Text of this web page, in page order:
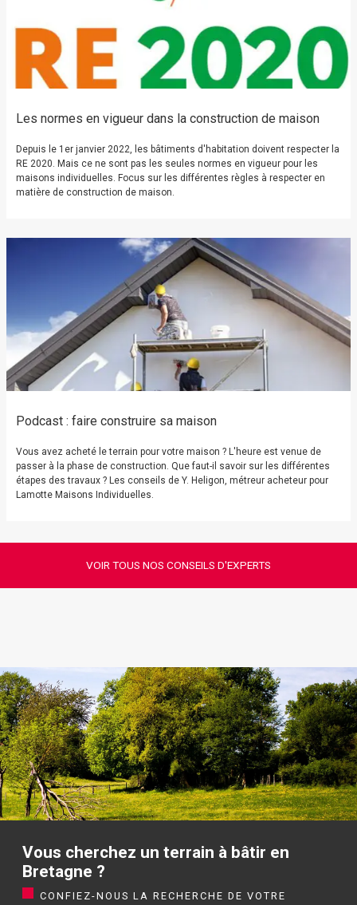
Les normes en vigueur dans la construction de maison
Depuis le 1er janvier 2022, les bâtiments d'habitation doivent respecter la
RE 2020. Mais ce ne sont pas les seules normes en vigueur pour les
maisons individuelles. Focus sur les différentes règles à respecter en
matière de construction de maison.
Podcast : faire construire sa maison
Vous avez acheté le terrain pour votre maison ? L'heure est venue de
passer à la phase de construction. Que faut-il savoir sur les différentes
étapes des travaux ? Les conseils de Y. Heligon, métreur acheteur pour
Lamotte Maisons Individuelles.
VOIR TOUS NOS CONSEILS D'EXPERTS
Vous cherchez un terrain à bâtir en
Bretagne ?
CONFIEZ-NOUS LA RECHERCHE DE VOTRE